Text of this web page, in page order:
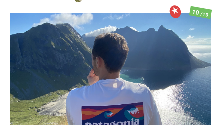
10/10